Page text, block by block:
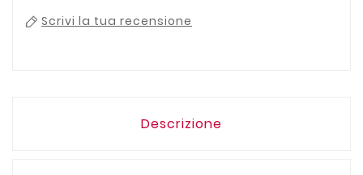
Scrivi la tua recensione
Descrizione